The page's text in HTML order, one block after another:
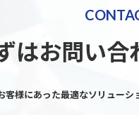
はお問い合
客様にあった最適なソリューシ